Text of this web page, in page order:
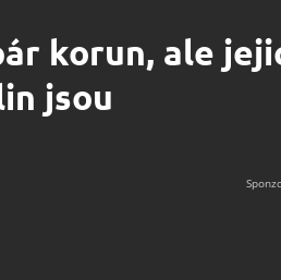
korun, ale
jsou